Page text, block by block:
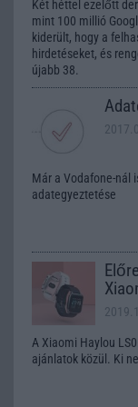
Két héttel ezelőtt
mint 100 millió
kiderült, hogy a
hirdetéseket, és
újabb 38.
Már a Vodafone-nál
adategyeztetése
A Xiaomi Haylou
ajánlatok közül. Ki